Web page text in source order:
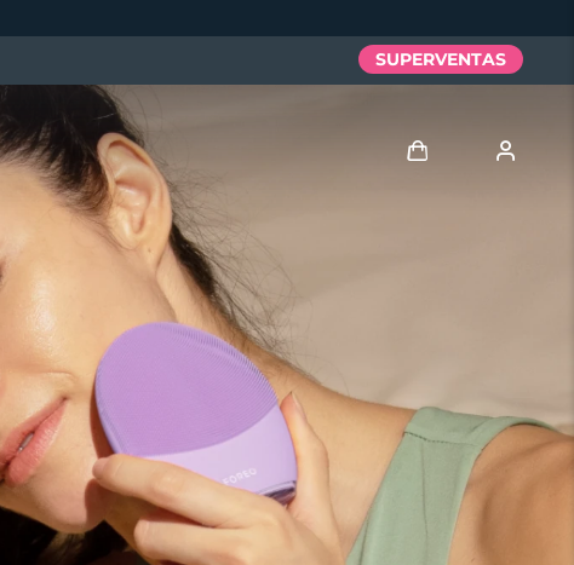
SUPERVENTAS
Mis pedidos
Mis direcciones
Mis suscripciones